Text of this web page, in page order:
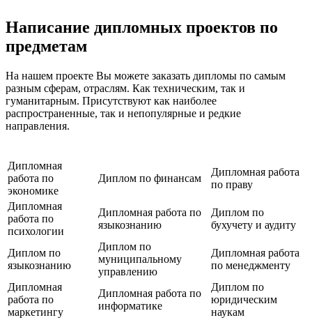
Написание дипломных проектов по
предметам
На нашем проекте Вы можете заказать дипломы по самым
разным сферам, отраслям. Как техническим, так и
гуманитарным. Присутствуют как наиболее
распространенные, так и непопулярные и редкие
направления.
Дипломная
работа по
экономике
Диплом по финансам
Дипломная работа
по праву
Дипломная
работа по
психологии
Дипломная работа по
языкознанию
Диплом по
бухучету и аудиту
Диплом по
языкознанию
Диплом по
муниципальному
управлению
Дипломная работа
по менеджменту
Дипломная
работа по
маркетингу
Дипломная работа по
информатике
Диплом по
юридическим
наукам